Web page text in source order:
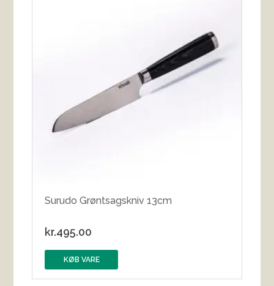
Surudo Grøntsagskniv 13cm
kr.495.00
KØB VARE